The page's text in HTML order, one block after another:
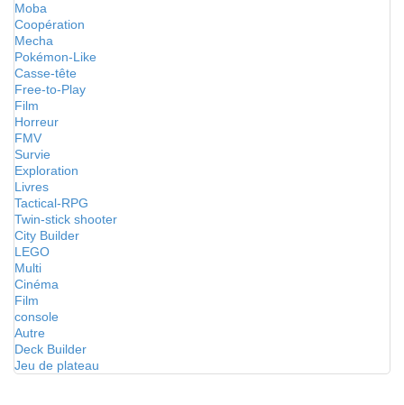
Moba
Coopération
Mecha
Pokémon-Like
Casse-tête
Free-to-Play
Film
Horreur
FMV
Survie
Exploration
Livres
Tactical-RPG
Twin-stick shooter
City Builder
LEGO
Multi
Cinéma
Film
console
Autre
Deck Builder
Jeu de plateau